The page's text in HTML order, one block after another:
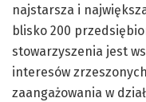
najstarsza i
blisko 200
stowarzyszenia jest
interesów
zaangażowania w